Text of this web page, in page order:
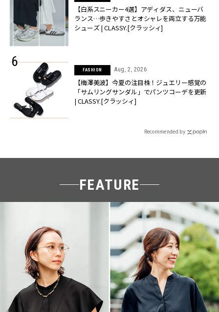
【白系スニーカー4選】アディダス、ニューバ
ランス…歩きやすさとオシャレを両立する万能
シューズ | CLASSY.[クラッシィ]
FASHION Aug, 2, 2026
【梅澤美波】今夏の注目株！ジュエリー感覚の
「サムリングサンダル」でパンツコーデを更新
| CLASSY.[クラッシィ]
Recommended by
FEATURE